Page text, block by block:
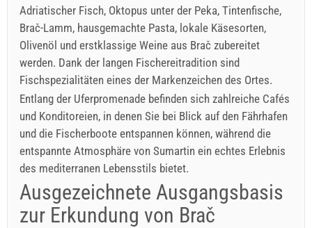
Adriatischer Fisch, Oktopus unter der Peka, Tintenfische,
Brač-Lamm, hausgemachte Pasta, lokale Käsesorten,
Olivenöl und erstklassige Weine aus Brač zubereitet
werden. Dank der langen Fischereitradition sind
Fischspezialitäten eines der Markenzeichen des Ortes.
Entlang der Uferpromenade befinden sich zahlreiche Cafés
und Konditoreien, in denen Sie bei Blick auf den Fährhafen
und die Fischerboote entspannen können, während die
entspannte Atmosphäre von Sumartin ein echtes Erlebnis
des mediterranen Lebensstils bietet.
Ausgezeichnete Ausgangsbasis
zur Erkundung von Brač